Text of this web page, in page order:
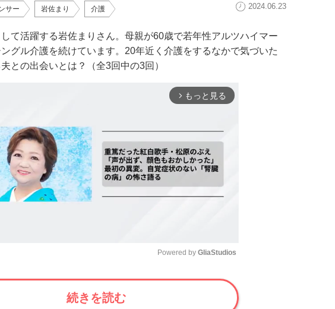
サー 岩佐まり 介護 2024.06.23
て活躍する岩佐まりさん。母親が60歳で若年性アルツハイマー
グル介護を続けています。20年近く介護をするなかで気づいた
との出会いとは？（全3回中の3回）
arrow_forward_ios もっと見る
Powered by GliaStudios
続きを読む